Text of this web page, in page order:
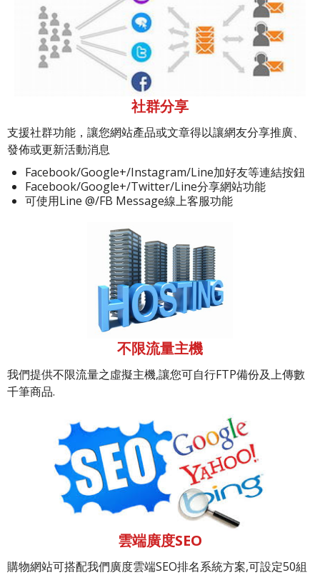
社群分享
支援社群功能，讓您網站產品或文章得以讓網友分享推廣、
發佈或更新活動消息
Facebook/Google+/Instagram/Line加好友等連結按鈕
Facebook/Google+/Twitter/Line分享網站功能
可使用Line @/FB Message線上客服功能
不限流量主機
我們提供不限流量之虛擬主機,讓您可自行FTP備份及上傳數
千筆商品.
雲端廣度SEO
購物網站可搭配我們廣度雲端SEO排名系統方案,可設定50組